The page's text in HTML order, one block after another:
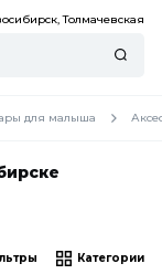
Толмачевская
для малыша
Категории